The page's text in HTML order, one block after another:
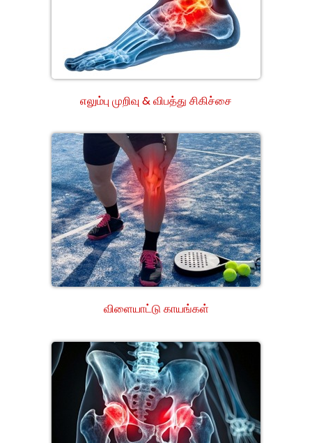
எலும்பு முறிவு & விபத்து சிகிச்சை
விளையாட்டு காயங்கள்